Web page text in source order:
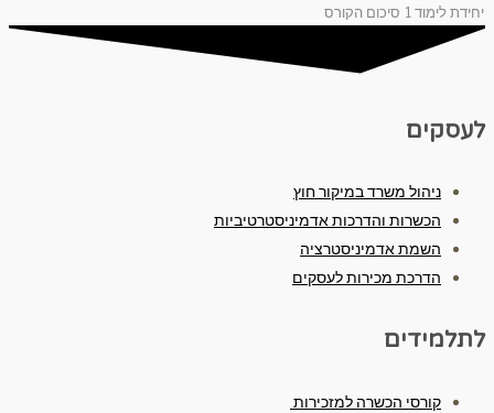
יחידת לימוד 1
סיכום הקורס
לעסקים
ניהול משרד במיקור חוץ
הכשרות והדרכות אדמיניסטרטיביות
השמת אדמיניסטרציה
הדרכת מכירות לעסקים
לתלמידים
קורסי הכשרה למזכירות